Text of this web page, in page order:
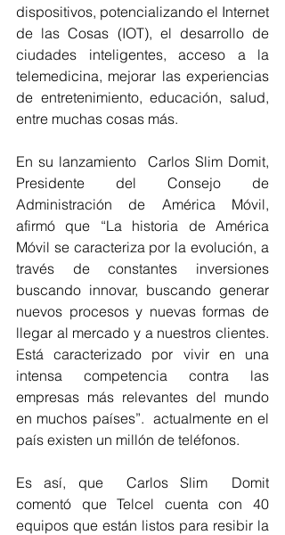
dispositivos, potencializando el Internet
de las Cosas (IOT), el desarrollo de
ciudades inteligentes, acceso a la
telemedicina, mejorar las experiencias
de entretenimiento, educación, salud,
entre muchas cosas más.
En su lanzamiento  Carlos Slim Domit,
Presidente del Consejo de
Administración de América Móvil,
afirmó que “La historia de América
Móvil se caracteriza por la evolución, a
través de constantes inversiones
buscando innovar, buscando generar
nuevos procesos y nuevas formas de
llegar al mercado y a nuestros clientes.
Está caracterizado por vivir en una
intensa competencia contra las
empresas más relevantes del mundo
en muchos países”.  actualmente en el
país existen un millón de teléfonos.
Es así, que  Carlos Slim  Domit
comentó que Telcel cuenta con 40
equipos que están listos para resibir la